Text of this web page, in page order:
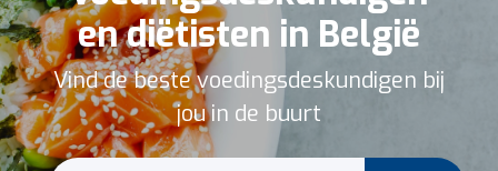
en diëtisten in België
Vind de beste voedingsdeskundigen bij
jou in de buurt